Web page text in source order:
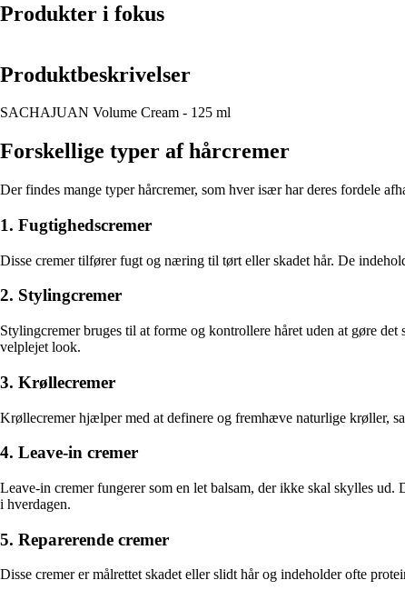
Produkter i fokus
Produktbeskrivelser
SACHAJUAN Volume Cream - 125 ml
Forskellige typer af hårcremer
Der findes mange typer hårcremer, som hver især har deres fordele
1. Fugtighedscremer
Disse cremer tilfører fugt og næring til tørt eller skadet hår. De
2. Stylingcremer
Stylingcremer bruges til at forme og kontrollere håret uden at gøre
velplejet look.
3. Krøllecremer
Krøllecremer hjælper med at definere og fremhæve naturlige krøller,
4. Leave-in cremer
Leave-in cremer fungerer som en let balsam, der ikke skal skylles
i hverdagen.
5. Reparerende cremer
Disse cremer er målrettet skadet eller slidt hår og indeholder ofte